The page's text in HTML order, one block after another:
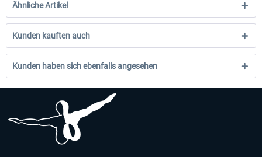
Ähnliche Artikel
Kunden kauften auch
Kunden haben sich ebenfalls angesehen